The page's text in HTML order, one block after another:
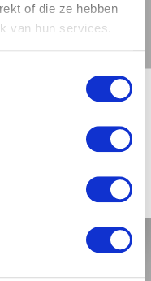
of die ze hebben
van hun services.
🍺
site te bezoeken.
NEE